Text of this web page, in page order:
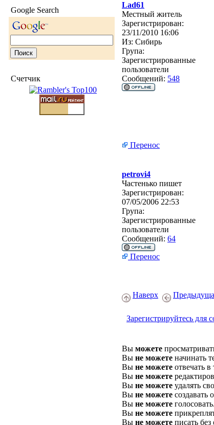
Google Search
Счетчик
Lad61
Местный житель
Зарегистрирован:
23/11/2010 16:06
Из: Сибирь
Група:
Зарегистрированные
пользователи
Сообщений: 548
Перенос
petrovi4
Частенько пишет
Зарегистрирован:
07/05/2006 22:53
Група:
Зарегистрированные
пользователи
Сообщений: 64
Перенос
Наверх
Зарегистрируйтесь для
Вы можете
Вы не можете начинать
Вы не можете отвечать в
Вы не можете
Вы не можете удалять
Вы не можете создавать
Вы не можете голосовать.
Вы не можете
Вы не можете писать